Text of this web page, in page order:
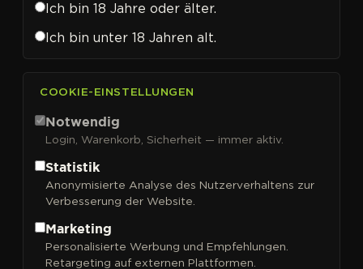
Advanced Seeds
Sortieren nach
Ich bin 18 Jahre oder älter.
Ich bin unter 18 Jahren alt.
COOKIE-EINSTELLUNGEN
Notwendig
Login, Warenkorb, Sicherheit — immer aktiv.
Statistik
Anonymisierte Analyse des Nutzerverhaltens zur
Verbesserung der Website.
Marketing
Personalisierte Werbung und Empfehlungen.
Retargeting auf externen Plattformen.